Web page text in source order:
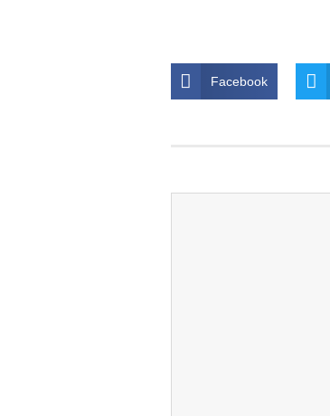
Facebook